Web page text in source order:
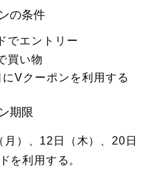
の条件
でエントリー
買い物
Vクーポンを利用する
期限
月）、12日（木）、20日
を利用する。